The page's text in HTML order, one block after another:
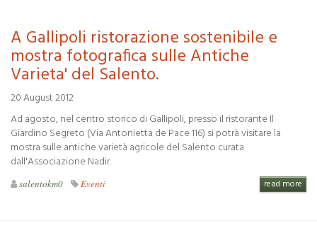
A Gallipoli ristorazione sostenibile e
mostra fotografica sulle Antiche
Varieta' del Salento.
20 August 2012
Ad agosto, nel centro storico di Gallipoli, presso il ristorante Il
Giardino Segreto (Via Antonietta de Pace 116) si potrà visitare la
mostra sulle antiche varietà agricole del Salento curata
dall'Associazione Nadir.
salentokm0 Eventi read more